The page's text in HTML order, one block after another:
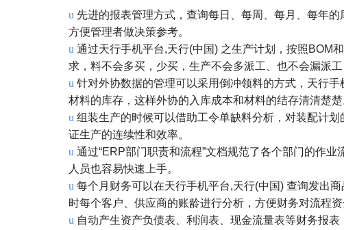
u 先进的报表管理方式，查询每日、每周、每月、每年
方便管理者做决策参考。
u 通过天行手机平台,天行(中国) 之生产计划，按照BOM
求，料不会多买，少买，生产不会多派工、也不会漏派
u 针对外协数据的管理可以采用倒冲领料的方式，天行
材料的库存，这样外协的入库成本和材料的结存清清楚楚
u 组装生产的时候可以借助工令单缺料分析，对装配计
证生产的连续性和效率。
u 通过“ERP部门职责和流程”文档规范了各个部门的作
人员也容易快速上手。
u 每个月财务可以在天行手机平台,天行(中国) 查询发出
时每个客户、供应商的账龄进行分析，方便财务对流程资
u 自动产生资产负债表、利润表、现金流量表等财务报表